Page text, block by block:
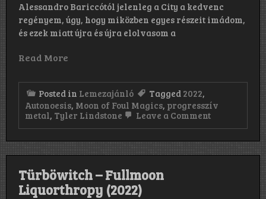
Alessandro Bariccótól jelenleg a City a kedvenc
regényem, úgy, hogy miközben egyes részeit imádom,
és ezek miatt újra és újra elolvasom a
Read More
Posted in Lemezajánló Tagged 2022,
Autonoesis, Moon of Foul Magics, progresszív
metal, Tyler Lindstone Leave a Commenton
of
Foul
Türböwitch – Fullmoon
Liquorthropy (2022)